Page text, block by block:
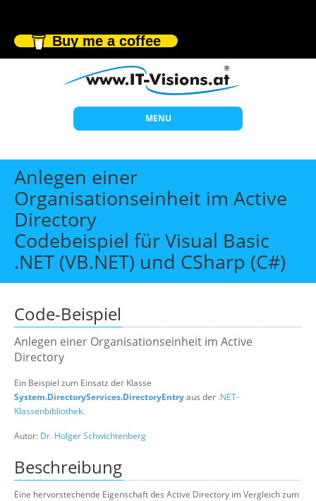
Buy me a coffee
MENU
Start
Themen
Individuelle Schulungen
Offene Seminare
Über uns
Suche
Anlegen einer
Organisationseinheit im Active
Directory
Codebeispiel für Visual Basic
.NET (VB.NET) und CSharp (C#)
Code-Beispiel
Anlegen einer Organisationseinheit im Active
Directory
Ein Beispiel zum Einsatz der Klasse
System.DirectoryServices.DirectoryEntryaus der .NET-
Klassenbibliothek.
Autor: Dr. Holger Schwichtenberg
Beschreibung
Eine hervorstechende Eigenschaft des Active Directory im Vergleich zum